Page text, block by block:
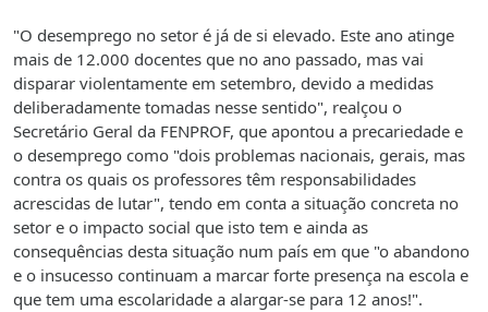
"O desemprego no setor é já de si elevado. Este ano atinge
mais de 12.000 docentes que no ano passado, mas vai
disparar violentamente em setembro, devido a medidas
deliberadamente tomadas nesse sentido", realçou o
Secretário Geral da FENPROF, que apontou a precariedade e
o desemprego como "dois problemas nacionais, gerais, mas
contra os quais os professores têm responsabilidades
acrescidas de lutar", tendo em conta a situação concreta no
setor e o impacto social que isto tem e ainda as
consequências desta situação num país em que "o abandono
e o insucesso continuam a marcar forte presença na escola e
que tem uma escolaridade a alargar-se para 12 anos!".